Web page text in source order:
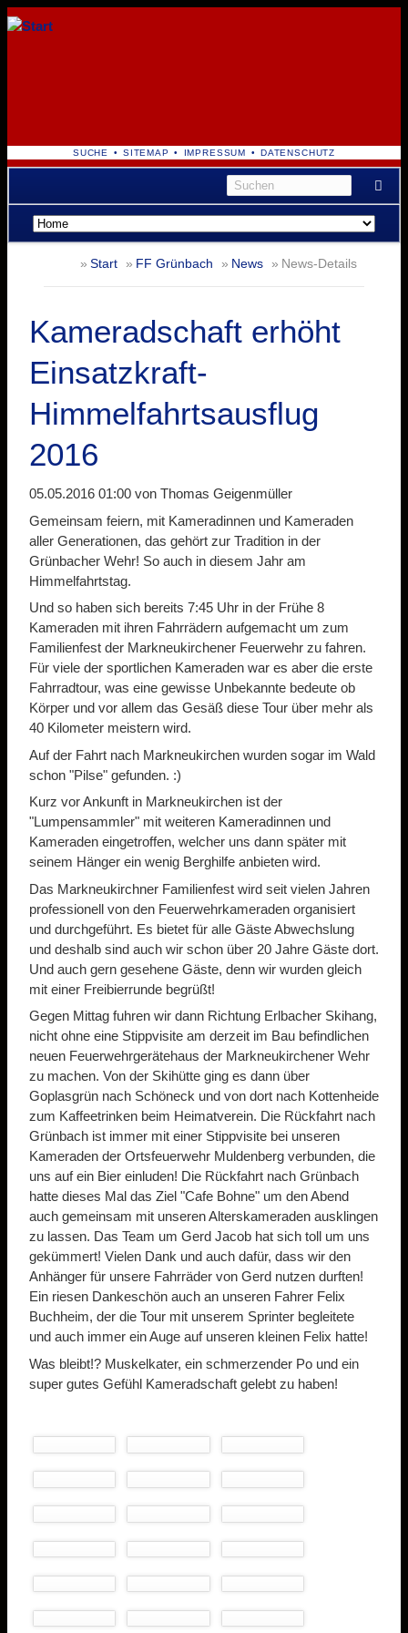
NAVIGATION
ÜBERSPRINGEN
SUCHE SITEMAP IMPRESSUM DATENSCHUTZ
Navigation
überspringen
Start FF Grünbach News News-Details
Kameradschaft erhöht
Einsatzkraft-
Himmelfahrtsausflug
2016
05.05.2016 01:00 von Thomas Geigenmüller
Gemeinsam feiern, mit Kameradinnen und Kameraden
aller Generationen, das gehört zur Tradition in der
Grünbacher Wehr! So auch in diesem Jahr am
Himmelfahrtstag.
Und so haben sich bereits 7:45 Uhr in der Frühe 8
Kameraden mit ihren Fahrrädern aufgemacht um zum
Familienfest der Markneukirchener Feuerwehr zu fahren.
Für viele der sportlichen Kameraden war es aber die erste
Fahrradtour, was eine gewisse Unbekannte bedeute ob
Körper und vor allem das Gesäß diese Tour über mehr als
40 Kilometer meistern wird.
Auf der Fahrt nach Markneukirchen wurden sogar im Wald
schon "Pilse" gefunden. :)
Kurz vor Ankunft in Markneukirchen ist der
"Lumpensammler" mit weiteren Kameradinnen und
Kameraden eingetroffen, welcher uns dann später mit
seinem Hänger ein wenig Berghilfe anbieten wird.
Das Markneukirchner Familienfest wird seit vielen Jahren
professionell von den Feuerwehrkameraden organisiert
und durchgeführt. Es bietet für alle Gäste Abwechslung
und deshalb sind auch wir schon über 20 Jahre Gäste dort.
Und auch gern gesehene Gäste, denn wir wurden gleich
mit einer Freibierrunde begrüßt!
Gegen Mittag fuhren wir dann Richtung Erlbacher Skihang,
nicht ohne eine Stippvisite am derzeit im Bau befindlichen
neuen Feuerwehrgerätehaus der Markneukirchener Wehr
zu machen. Von der Skihütte ging es dann über
Goplasgrün nach Schöneck und von dort nach Kottenheide
zum Kaffeetrinken beim Heimatverein. Die Rückfahrt nach
Grünbach ist immer mit einer Stippvisite bei unseren
Kameraden der Ortsfeuerwehr Muldenberg verbunden, die
uns auf ein Bier einluden! Die Rückfahrt nach Grünbach
hatte dieses Mal das Ziel "Cafe Bohne" um den Abend
auch gemeinsam mit unseren Alterskameraden ausklingen
zu lassen. Das Team um Gerd Jacob hat sich toll um uns
gekümmert! Vielen Dank und auch dafür, dass wir den
Anhänger für unsere Fahrräder von Gerd nutzen durften!
Ein riesen Dankeschön auch an unseren Fahrer Felix
Buchheim, der die Tour mit unserem Sprinter begleitete
und auch immer ein Auge auf unseren kleinen Felix hatte!
Was bleibt!? Muskelkater, ein schmerzender Po und ein
super gutes Gefühl Kameradschaft gelebt zu haben!